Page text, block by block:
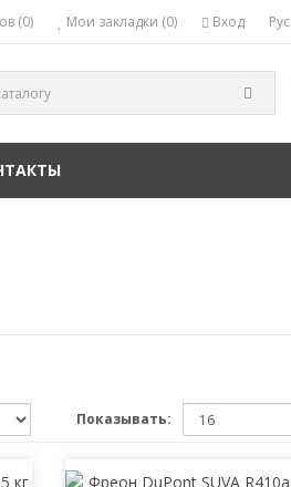
Рус
Вход
Мои закладки (0)
(0)
Показывать: